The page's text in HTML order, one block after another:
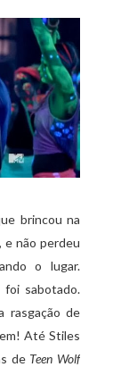
brincou na
e não perdeu
o lugar.
sabotado.
rasgação de
Até Stiles
de Teen Wolf